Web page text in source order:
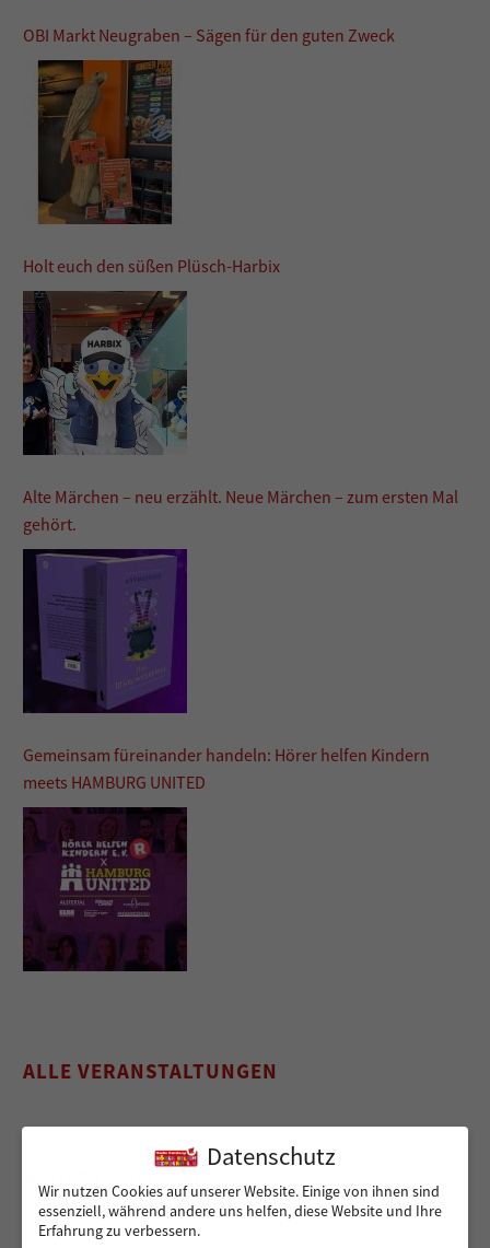
OBI Markt Neugraben – Sägen für den guten Zweck
Holt euch den süßen Plüsch-Harbix
Alte Märchen – neu erzählt. Neue Märchen – zum ersten Mal
gehört.
Gemeinsam füreinander handeln: Hörer helfen Kindern
meets HAMBURG UNITED
ALLE VERANSTALTUNGEN
Datenschutz
Wir nutzen Cookies auf unserer Website. Einige von ihnen sind
essenziell, während andere uns helfen, diese Website und Ihre
Erfahrung zu verbessern.